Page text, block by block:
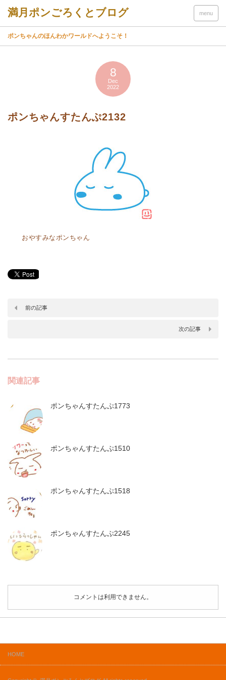
menu
ポンちゃんのほんわかワールドへようこそ！
8
Dec
2022
ポンちゃんすたんぷ2132
おやすみなポンちゃん
前の記事
次の記事
関連記事
ポンちゃんすたんぷ1773
ポンちゃんすたんぷ1510
ポンちゃんすたんぷ1518
ポンちゃんすたんぷ2245
コメントは利用できません。
HOME